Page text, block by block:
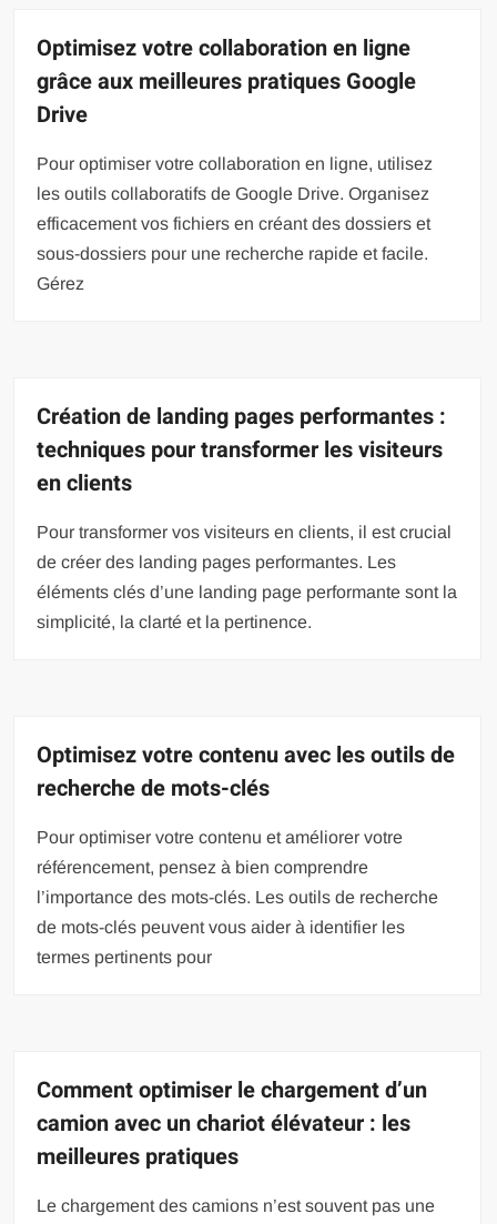
Optimisez votre collaboration en ligne
grâce aux meilleures pratiques Google
Drive
Pour optimiser votre collaboration en ligne, utilisez
les outils collaboratifs de Google Drive. Organisez
efficacement vos fichiers en créant des dossiers et
sous-dossiers pour une recherche rapide et facile.
Gérez
Création de landing pages performantes :
techniques pour transformer les visiteurs
en clients
Pour transformer vos visiteurs en clients, il est crucial
de créer des landing pages performantes. Les
éléments clés d’une landing page performante sont la
simplicité, la clarté et la pertinence.
Optimisez votre contenu avec les outils de
recherche de mots-clés
Pour optimiser votre contenu et améliorer votre
référencement, pensez à bien comprendre
l’importance des mots-clés. Les outils de recherche
de mots-clés peuvent vous aider à identifier les
termes pertinents pour
Comment optimiser le chargement d’un
camion avec un chariot élévateur : les
meilleures pratiques
Le chargement des camions n’est souvent pas une